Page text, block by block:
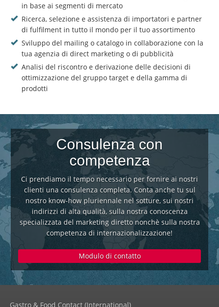
in base ai segmenti di mercato
Ricerca, selezione e assistenza di importatori e partner
di fulfilment in tutto il mondo per il tuo assortimento
Sviluppo del mailing o catalogo in collaborazione con la
tua agenzia di direct marketing o di pubblicità
Analisi del riscontro e derivazione delle decisioni di
ottimizzazione del gruppo target e della gamma di
prodotti
Consulenza con
competenza
Ci prendiamo il tempo necessario per fornire ai nostri
clienti una consulenza completa. Conta anche tu sul
nostro know-how pluriennale nel sotture, sui nostri
indirizzi di alta qualità, sulla nostra conoscenza
specializzata del marketing diretto nonchè sulla nostra
competenza di internazionalizzazione!
Modulo di contatto
Gastro & Food Contact (International)